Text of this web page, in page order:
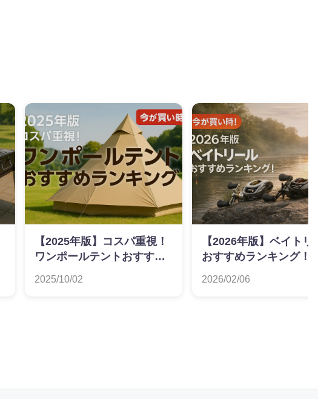
【2025年版】コスパ重視！
ワンポールテントおすすめ
2025/10/02
【2026年版】ベイトリ
おすすめランキング！
2026/02/06